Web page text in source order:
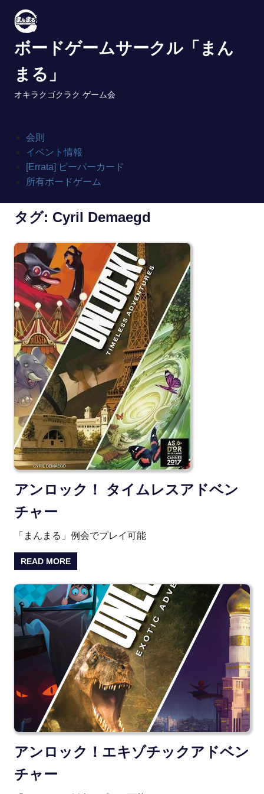
content
ボードゲームサークル「まん
まる」
オキラクゴクラク ゲーム会
会則
イベント情報
[Errata] ピーパーカード
所有ボードゲーム
タグ: Cyril Demaegd
アンロック！ タイムレスアドベン
チャー
「まんまる」例会でプレイ可能
READ MORE
アンロック！エキゾチックアドベン
チャー